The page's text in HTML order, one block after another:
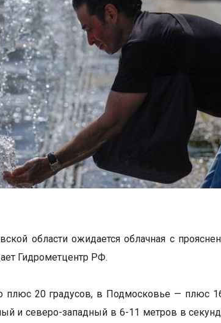
области ожидается облачная с
Гидрометцентр РФ.
плюс 20 градусов, в Подмосковье — плюс
и северо-западный в 6-11 метров в